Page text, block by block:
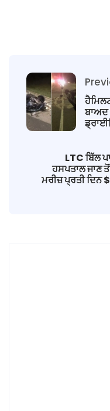
ਬਾਅਦ
LTC ਬਿੱਲ
ਹਸਪਤਾਲ ਜਾਣ
ਮਰੀਜ਼ ਪ੍ਰਤੀ ਦਿਨ